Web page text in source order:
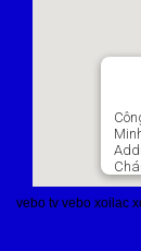
vebo tv vebo xoilac